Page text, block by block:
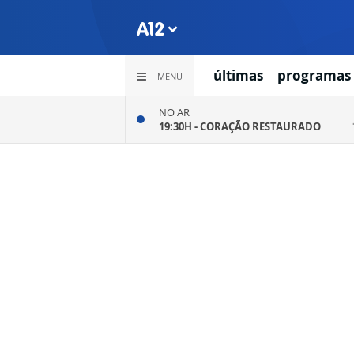
MENU últimas programas
NO AR
19:30H -CORAÇÃO RESTAURADO